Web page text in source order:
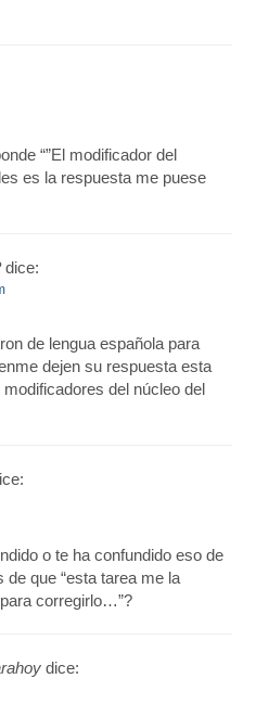
“”El modificador del
es la respuesta me puese
dice:
de lengua española para
dejen su respuesta esta
del núcleo del
o te ha confundido eso de
que “esta tarea me la
corregirlo…”?
dice: